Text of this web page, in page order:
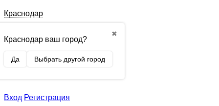
Краснодар
✖
Краснодар ваш город?
Да Выбрать другой город
Вход Регистрация